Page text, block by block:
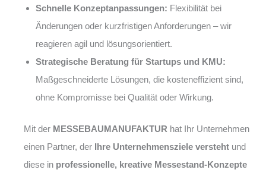
Schnelle Konzeptanpassungen: Flexibilität bei
Änderungen oder kurzfristigen Anforderungen – wir
reagieren agil und lösungsorientiert.
Strategische Beratung für Startups und KMU:
Maßgeschneiderte Lösungen, die kosteneffizient sind,
ohne Kompromisse bei Qualität oder Wirkung.
Mit der MESSEBAUMANUFAKTUR hat Ihr Unternehmen
einen Partner, der Ihre Unternehmensziele versteht und
diese in professionelle, kreative Messestand-Konzepte